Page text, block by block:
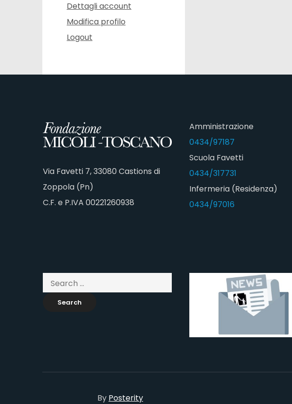
Dettagli account
Modifica profilo
Logout
Via Favetti 7, 33080 Castions di
Zoppola (Pn)
C.F. e P.IVA 00221260938
Amministrazione
0434/97187
Scuola Favetti
0434/317731
Infermeria (Residenza)
0434/97016
By Posterity